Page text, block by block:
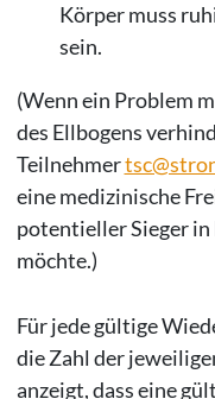
Körper muss
sein.
(Wenn ein Problem
des Ellbogens
Teilnehmer
eine medizinische
potentieller Sieger
möchte.)
Für jede gültige
die Zahl der
anzeigt, dass eine